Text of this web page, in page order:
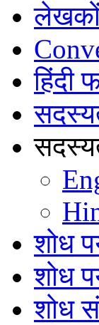
लेखकों
हिंदी
शोध
शोध
शोध